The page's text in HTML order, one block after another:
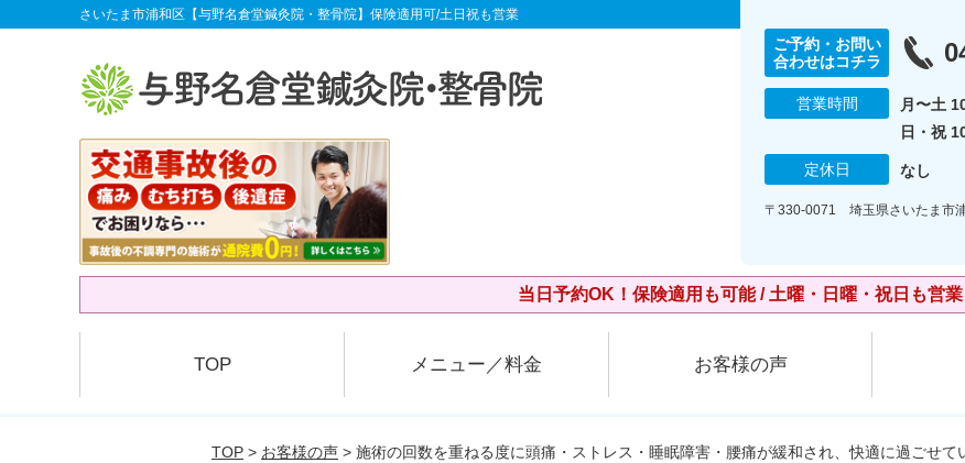
さいたま市浦和区【与野名倉堂鍼灸院・整骨院】保険適用可/土日祝も営業
ご予約・お問い
合わせはコチラ
営業時間
月〜土
日・祝
定休日 なし
〒330-0071 埼玉県さいたま市
当日予約OK！保険適用も可能 / 土曜・日曜・祝日も営業
TOP メニュー／料金 お客様の声
TOP > お客様の声 > 施術の回数を重ねる度に頭痛・ストレス・睡眠障害・腰痛が緩和され、快適に過ごせて